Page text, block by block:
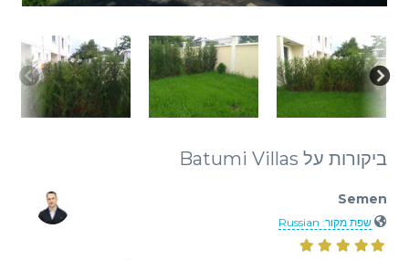
ביקורות על Batumi Villas
Semen
שפת מקור: Russian